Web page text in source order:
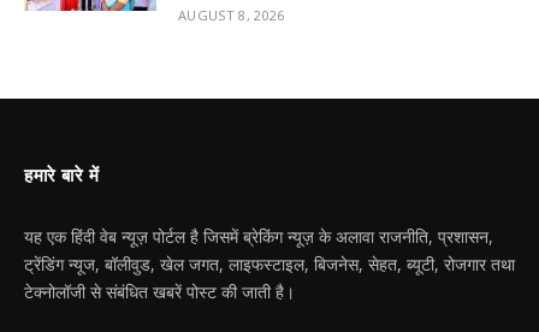
AUGUST 8, 2026
हमारे बारे में
यह एक हिंदी वेब न्यूज़ पोर्टल है जिसमें ब्रेकिंग न्यूज़ के अलावा राजनीति, प्रशासन,
ट्रेंडिंग न्यूज, बॉलीवुड, खेल जगत, लाइफस्टाइल, बिजनेस, सेहत, ब्यूटी, रोजगार तथा
टेक्नोलॉजी से संबंधित खबरें पोस्ट की जाती है।